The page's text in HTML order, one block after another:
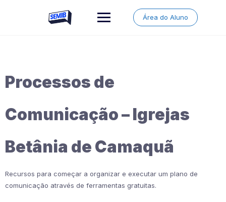
Área do Aluno
Processos de
Comunicação – Igrejas
Betânia de Camaquã
Recursos para começar a organizar e executar um plano de
comunicação através de ferramentas gratuitas.